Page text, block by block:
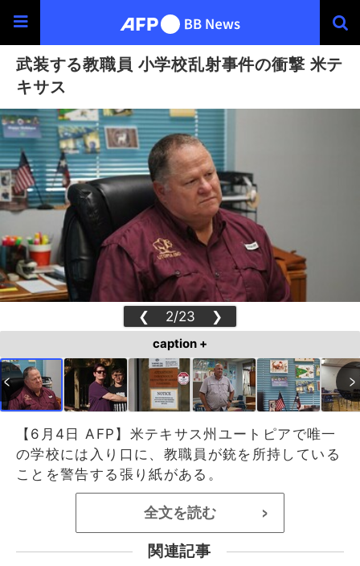
武装する教職員 小学校乱射事件の衝撃 米テ
キサス
❮ 2/23 ❯
caption +
【6月4日 AFP】米テキサス州ユートピアで唯一
の学校には入り口に、教職員が銃を所持している
ことを警告する張り紙がある。
全文を読む >
関連記事